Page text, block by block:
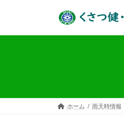
ッ
移
ホーム 雨天時情報